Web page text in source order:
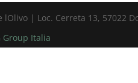
lOlivo | Loc. Cerreta 13, 57022
Group Italia